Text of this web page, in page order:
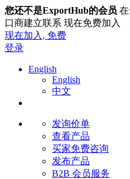
您还不是ExportHub的会员
口商建立联系 现在免费加入
现在加入, 免费
登录
English
English
中文
发询价单
查看产品
买家免费咨询
发布产品
B2B 会员服务